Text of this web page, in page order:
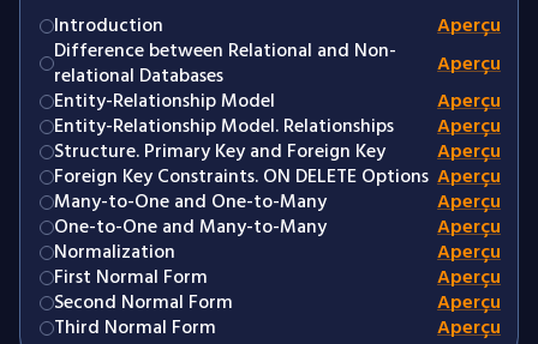
Introduction
Aperçu
Difference between Relational and Non-
relational Databases
Aperçu
Entity-Relationship Model
Aperçu
Entity-Relationship Model. Relationships
Aperçu
Structure. Primary Key and Foreign Key
Aperçu
Foreign Key Constraints. ON DELETE Options Aperçu
Many-to-One and One-to-Many
Aperçu
One-to-One and Many-to-Many
Aperçu
Normalization
Aperçu
First Normal Form
Aperçu
Second Normal Form
Aperçu
Third Normal Form
Aperçu